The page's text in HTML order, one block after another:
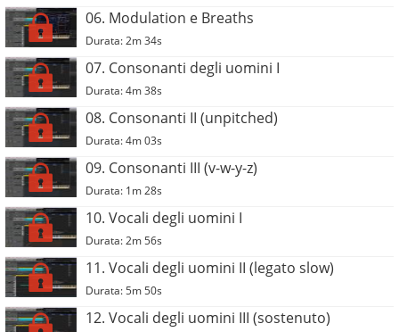
06. Modulation e Breaths
Durata: 2m 34s
07. Consonanti degli uomini I
Durata: 4m 38s
08. Consonanti II (unpitched)
Durata: 4m 03s
09. Consonanti III (v-w-y-z)
Durata: 1m 28s
10. Vocali degli uomini I
Durata: 2m 56s
11. Vocali degli uomini II (legato slow)
Durata: 5m 50s
12. Vocali degli uomini III (sostenuto)